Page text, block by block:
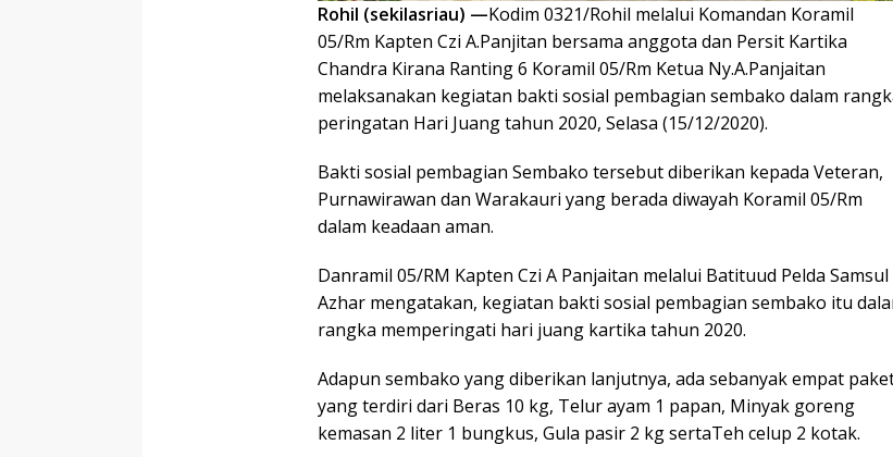
Rohil (sekilasriau) —Kodim 0321/Rohil melalui Komandan Koramil
05/Rm Kapten Czi A.Panjitan bersama anggota dan Persit Kartika
Chandra Kirana Ranting 6 Koramil 05/Rm Ketua Ny.A.Panjaitan
melaksanakan kegiatan bakti sosial pembagian sembako dalam
peringatan Hari Juang tahun 2020, Selasa (15/12/2020).
Bakti sosial pembagian Sembako tersebut diberikan kepada Veteran,
Purnawirawan dan Warakauri yang berada diwayah Koramil 05/Rm
dalam keadaan aman.
Danramil 05/RM Kapten Czi A Panjaitan melalui Batituud Pelda Samsul
Azhar mengatakan, kegiatan bakti sosial pembagian sembako itu
rangka memperingati hari juang kartika tahun 2020.
Adapun sembako yang diberikan lanjutnya, ada sebanyak empat
yang terdiri dari Beras 10 kg, Telur ayam 1 papan, Minyak goreng
kemasan 2 liter 1 bungkus, Gula pasir 2 kg sertaTeh celup 2 kotak.